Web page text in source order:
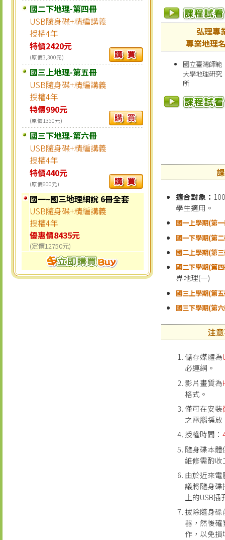
國二下地理-第四冊
USB隨身碟+精編講義
授權4年
特價2420元
(原價3,300元)
國三上地理-第五冊
USB隨身碟+精編講義
授權4年
特價990元
(原價1350元)
國三下地理-第六冊
USB隨身碟+精編講義
授權4年
特價440元
(原價600元)
國一~國三地理細說 6冊全套
USB隨身碟+精編講義
授權4年
優惠價8435元
(定價12750元)
弘理專
專業地理
國立臺灣師範
大學地理研究
所
適合對象：
學生適用。
國一上學期(第
國一下學期(第
國二上學期(第
國二下學期(第
界地理(一)
國三上學期(第
國三下學期(第
注
儲存媒體為
必連網。
影片畫質為
格式。
僅可在安裝
之電腦播放
授權時間：
隨身碟本體
維修需酌
由於近來
議將隨身
上的USB
拔除隨身
器，然後
作，以免